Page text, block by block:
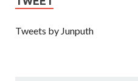
Tweets by Junputh